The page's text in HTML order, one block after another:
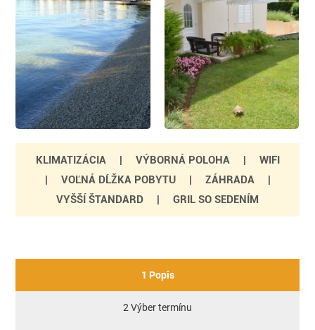
KLIMATIZÁCIA | VÝBORNÁ POLOHA |
WIFI
|
VOĽNÁ DĹŽKA POBYTU | ZÁHRADA
|
VYŠŠÍ ŠTANDARD
| GRIL SO SEDENÍM
1 Popis
2 Výber termínu